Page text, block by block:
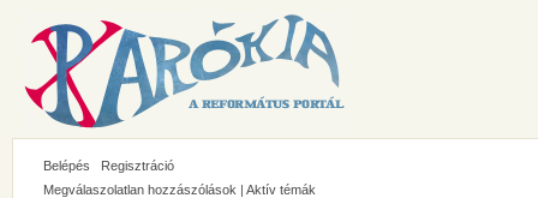
Belépés
Regisztráció
Megválaszolatlan hozzászólások | Aktív témák